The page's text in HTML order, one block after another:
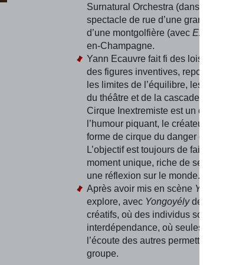
Surnatural Orchestra (dans
spectacle de rue d’une grande
d’une montgolfière (avec Exit
en-Champagne.
Yann Ecauvre fait fi des lois de la
des figures inventives, repousse
les limites de l’équilibre, les
du théâtre et de la cascade.
Cirque Inextremiste est un
l’humour piquant, le créateur
forme de cirque du danger et de
L’objectif est toujours de faire
moment unique, riche de
une réflexion sur le monde.
Après avoir mis en scène Yé
explore, avec Yongoyélyde
créatifs, où des individus sont en
interdépendance, où seules la
l’écoute des autres permettent la
groupe.